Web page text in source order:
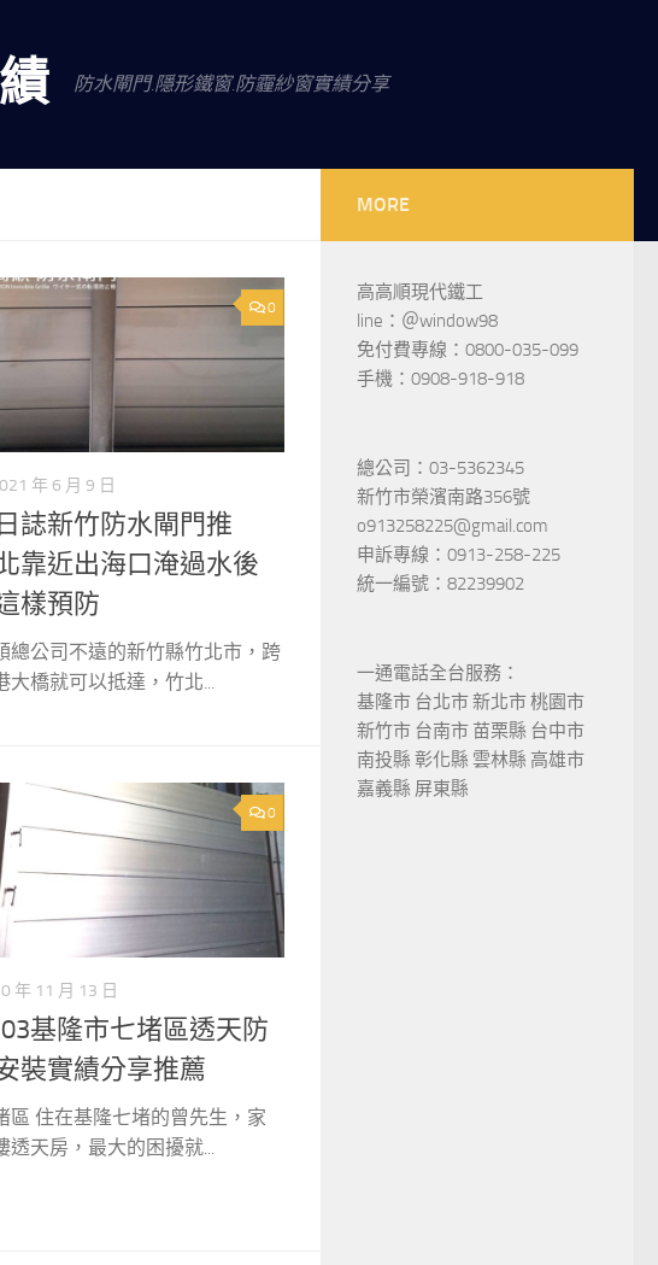
防水閘門.隱形鐵窗.防霾紗窗實績分享
0
年 6 月 9 日
誌新竹防水閘門推
靠近出海口淹過水後
樣預防
總公司不遠的新竹縣竹北市，跨
大橋就可以抵達，竹北...
0
年 11 月 13 日
基隆市七堵區透天防
裝實績分享推薦
區 住在基隆七堵的曾先生，家
透天房，最大的困擾就...
MORE
高高順現代鐵工
line：＠window98
免付費專線：0800-035-099
手機：0908-918-918
總公司：03-5362345
新竹市榮濱南路356號
o913258225@gmail.com
申訴專線：0913-258-225
統一編號：82239902
一通電話全台服務：
基隆市 台北市 新北市 桃園市
新竹市 台南市 苗栗縣 台中市
南投縣 彰化縣 雲林縣 高雄市
嘉義縣 屏東縣